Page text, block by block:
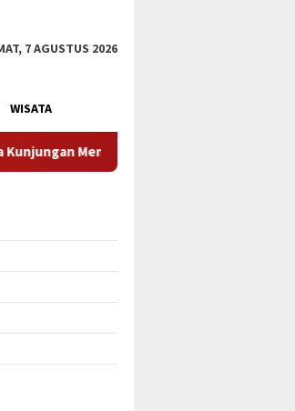
7 AGUSTUS 2026
WISATA
Profesionalisme Prajurit Jadi